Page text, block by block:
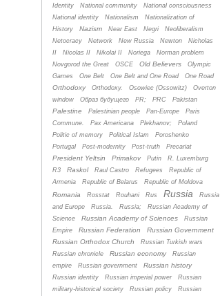
Identity
National community
National consciousness
National identity
Nationalism
Nationalization of
History
Nazism Near East Negri
Neoliberalism
Netocracy
Network New Russia Newton
Nicholas
II
Nicolas II Nikolai II Noriega
Norman problem
Novgorod the Great
OSCE Old Believers
Olympic
Games
One Belt One Belt and One Road One Road
Orthodoxy Orthodoxy. Osowiec (Ossowitz)
Overton
window
Oбраз будущего PR; PRC Pakistan
Palestine Palestinian people Pan-Europe
Paris
Commune.
Pax Americana Plekhanov;
Poland
Politic of memory
Political Islam
Poroshenko
Portugal
Post-modernity Post-truth Precariat
President Yeltsin Primakov Putin
R. Luxemburg
R3
Raskol Raul Castro Refugees
Republic of
Armenia
Republic of Belarus Republic of Moldova
Romania Rosstat Rouhani Rus Russia
Russia
and Europe
Russia. Russia;
Russian Academy of
Science
Russian Academy of Sciences
Russian
Empire
Russian Federation
Russian Government
Russian Orthodox Church
Russian Turkish wars
Russian chronicle
Russian economy
Russian
empire
Russian government Russian history
Russian identity Russian imperial power
Russian
military-historical society
Russian policy Russian